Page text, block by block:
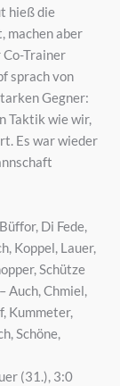
hieß die
machen aber
Trainer
sprach von
Gegner:
Taktik wie wir,
Es war wieder
Di Fede,
Koppel, Lauer,
Schütze
Auch, Chmiel,
Kummeter,
Schöne,
(31.), 3:0